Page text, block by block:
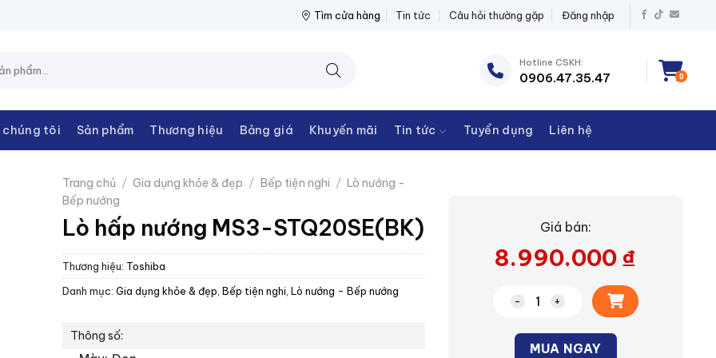
CHÂU NPP THIẾT BỊ ĐIỆN THANH CHÂU
Tìm cửa hàng Tin tức Câu hỏi thường gặp Đăng nhập
Hotline CSKH:
0906.47.35.47 0
chúng tôi Sản phẩm Thương hiệu Bảng giá Khuyến mãi Tin tức Tuyển dụng Liên hệ
Trang chủ / Gia dụng khỏe & đẹp / Bếp tiện nghi / Lò nướng -
Bếp nướng
Lò hấp nướng MS3-STQ20SE(BK)
Thương hiệu: Toshiba
Danh mục: Gia dụng khỏe & đẹp Bếp tiện nghi Lò nướng - Bếp nướng
Thông số:
Giá bán:
8.990.000 ₫
Lò hấp nướng MS3-STQ20SE(BK)
MUA NGAY